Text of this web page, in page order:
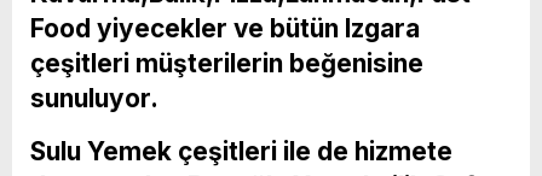
Food yiyecekler ve bütün Izgara
çeşitleri müşterilerin beğenisine
sunuluyor.
Sulu Yemek çeşitleri ile de hizmete